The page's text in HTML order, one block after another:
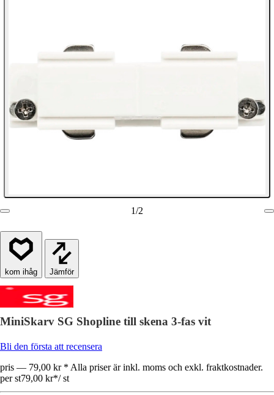
1/2
Jämför
MiniSkarv SG Shopline till skena 3-fas vit
Bli den första att recensera
pris — 79,00 kr * Alla priser är inkl. moms och exkl. fraktkostnader.
per st79,00 kr*/ st